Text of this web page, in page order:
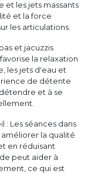
et les jets massants
et la force
les articulations.
et jacuzzis
la relaxation
les jets d'eau et
de détente
et à se
: Les séances dans
la qualité
en réduisant
peut aider à
ce qui est